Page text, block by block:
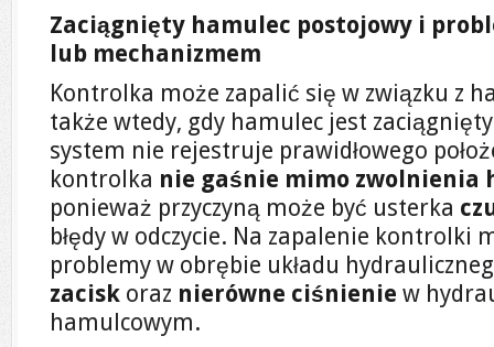
Zaciągnięty hamulec postojowy i
lub mechanizmem
Kontrolka może zapalić się w związku z
także wtedy, gdy hamulec jest
system nie rejestruje prawidłowego
kontrolka nie gaśnie mimo zwolnienia
ponieważ przyczyną może być usterka
błędy w odczycie. Na zapalenie kontrolki
problemy w obrębie układu
zacisk oraz nierówne ciśnienie w
hamulcowym.